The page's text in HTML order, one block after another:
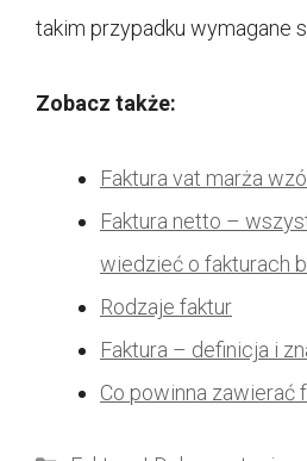
takim przypadku wymagane
Zobacz także:
Faktura vat marża
Faktura netto –
wiedzieć o fakturach
Rodzaje faktur
Faktura – definicja i
Co powinna zawierać